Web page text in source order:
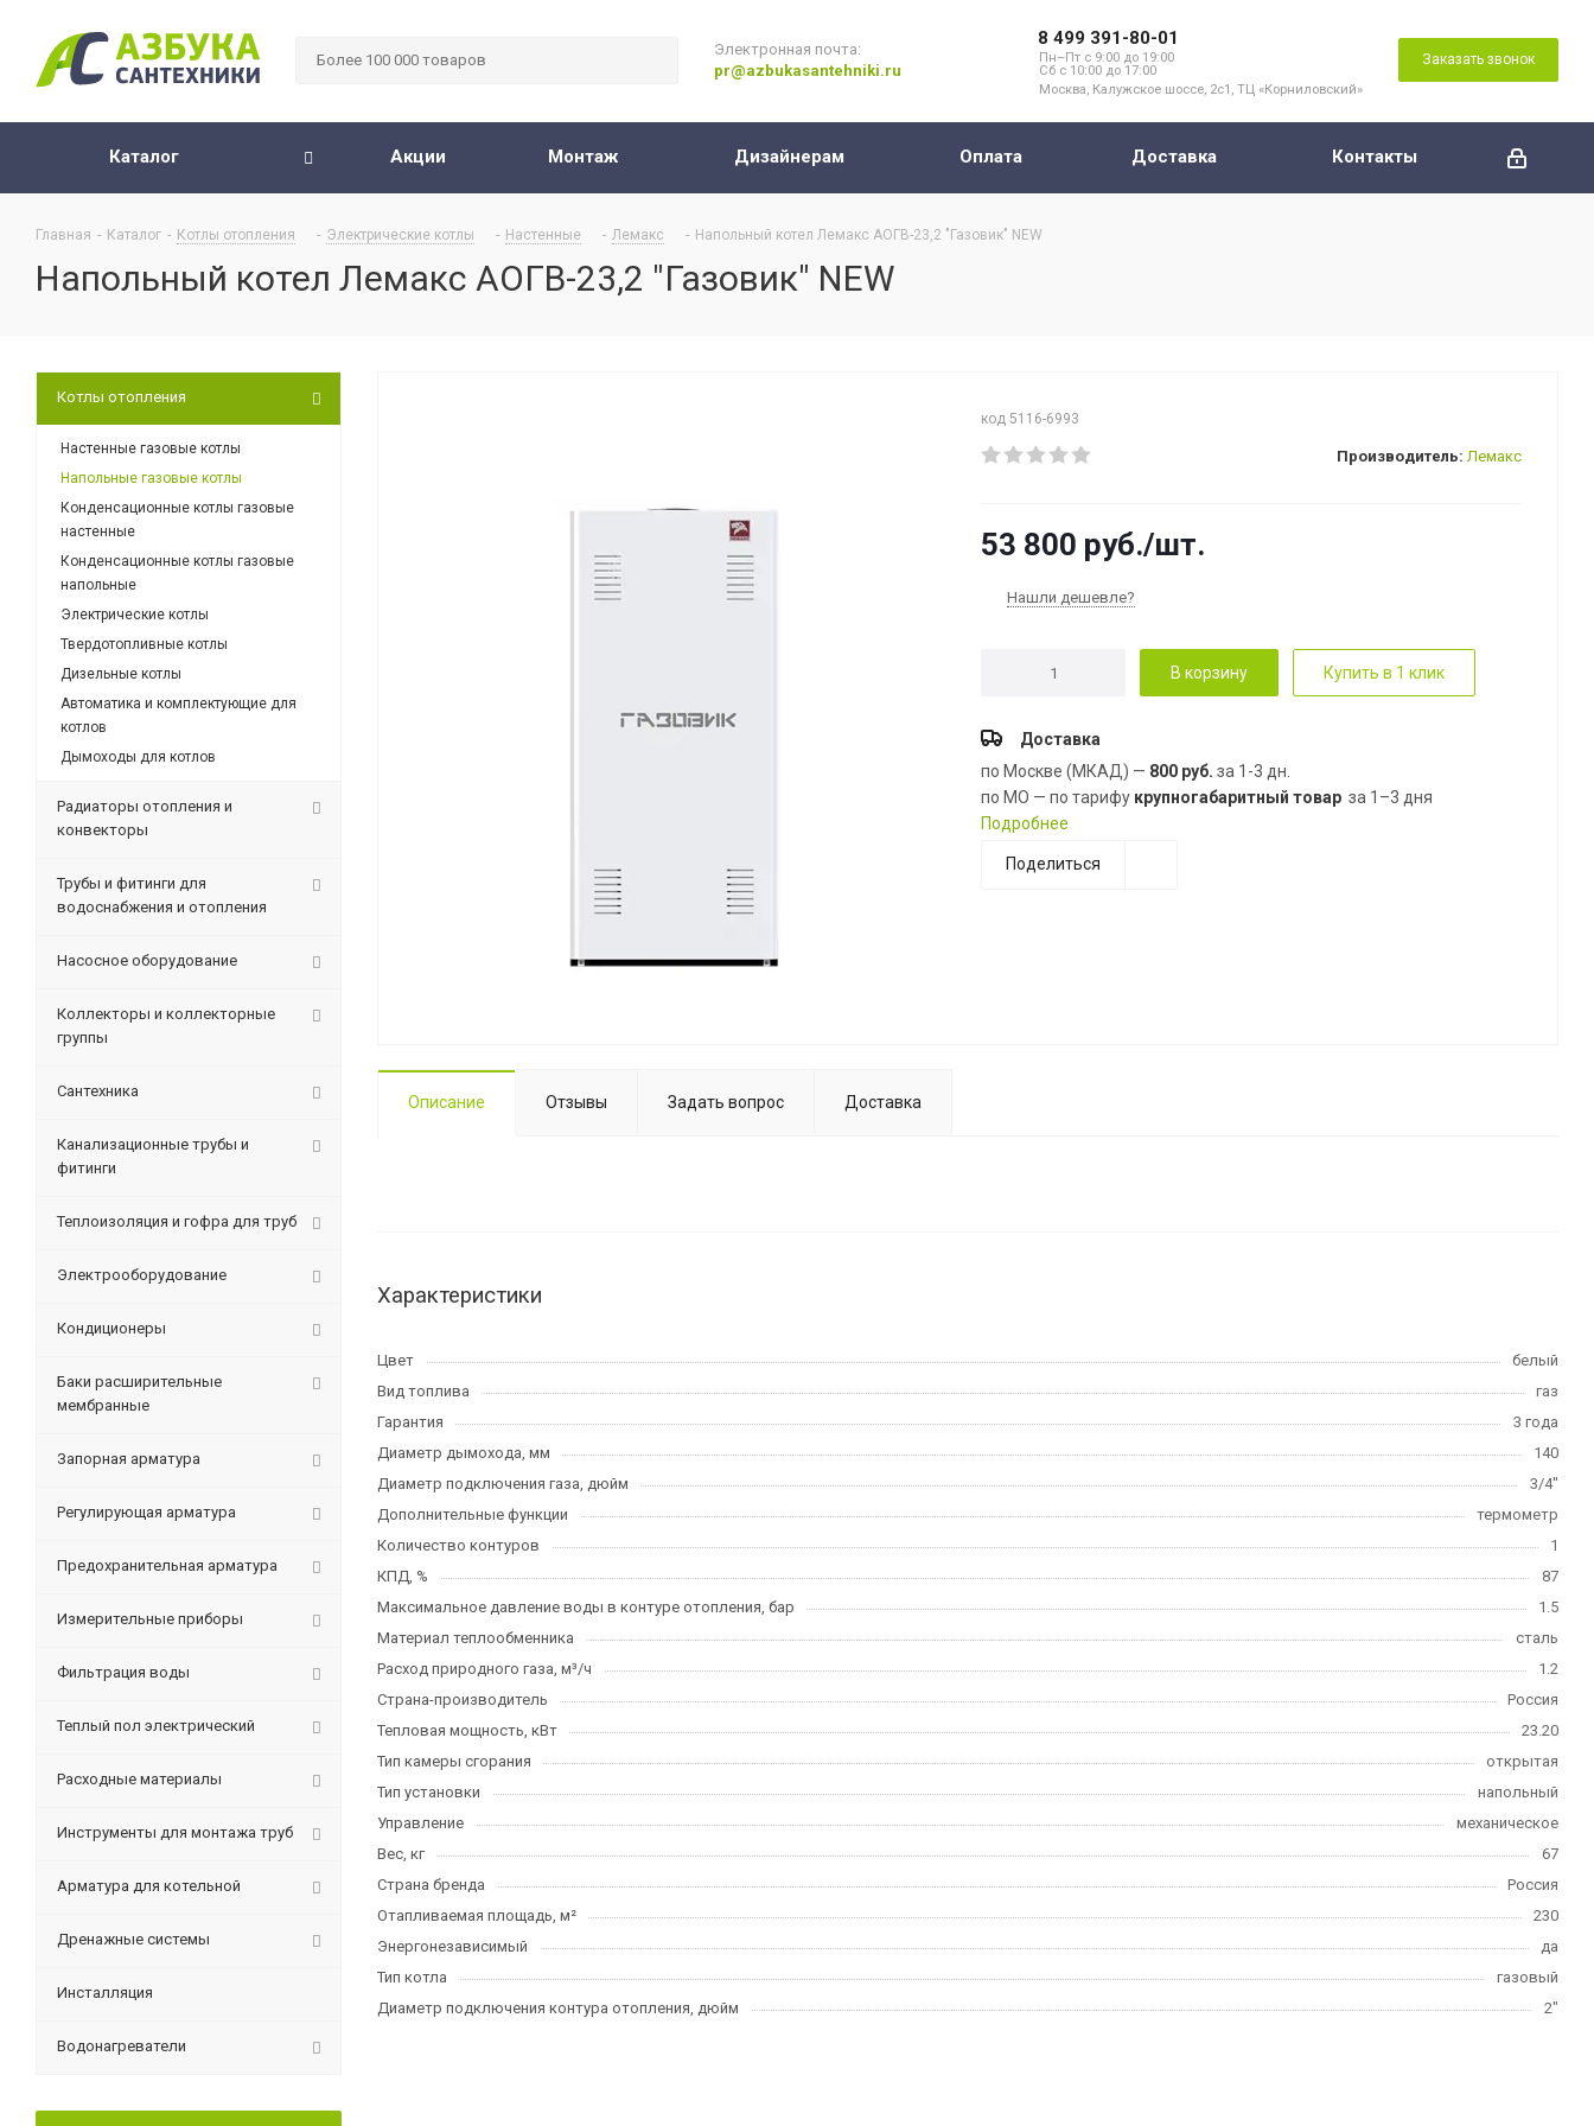
Электронная почта:
pr@azbukasantehniki.ru
8 499 391-80-01
Пн–Пт с 9:00 до 19:00
Сб с 10:00 до 17:00
Москва, Калужское шоссе, 2с1, ТЦ «Корниловский»
Заказать звонок
Каталог Акции Монтаж Дизайнерам Оплата Доставка Контакты
Главная - Каталог - Котлы отопления - Электрические котлы - Настенные - Лемакс - Напольный котел Лемакс АОГВ-23,2 "Газовик" NEW
Напольный котел Лемакс АОГВ-23,2 "Газовик" NEW
код 5116-6993
Производитель: Лемакс
53 800 руб./шт.
Нашли дешевле?
В корзину Купить в 1 клик
Доставка
по Москве (МКАД) — 800 руб. за 1-3 дн.
по МО — по тарифу крупногабаритный товар за 1–3 дня
Подробнее
Поделиться
Описание Отзывы Задать вопрос Доставка
Характеристики
Цвет
белый
Вид топлива
газ
Гарантия
3 года
Диаметр дымохода, мм
140
Диаметр подключения газа, дюйм
3/4''
Дополнительные функции
термометр
Количество контуров
1
КПД, %
87
Максимальное давление воды в контуре отопления, бар
1.5
Материал теплообменника
сталь
Расход природного газа, м³/ч
1.2
Страна-производитель
Россия
Тепловая мощность, кВт
23.20
Тип камеры сгорания
открытая
Тип установки
напольный
Управление
механическое
Вес, кг
67
Страна бренда
Россия
Отапливаемая площадь, м²
230
Энергонезависимый
да
Тип котла
газовый
Диаметр подключения контура отопления, дюйм
2"
Котлы отопления
Настенные газовые котлы
Напольные газовые котлы
Конденсационные котлы газовые
настенные
Конденсационные котлы газовые
напольные
Электрические котлы
Твердотопливные котлы
Дизельные котлы
Автоматика и комплектующие для
котлов
Дымоходы для котлов
Радиаторы отопления и
конвекторы
Трубы и фитинги для
водоснабжения и отопления
Насосное оборудование
Коллекторы и коллекторные
группы
Сантехника
Канализационные трубы и
фитинги
Теплоизоляция и гофра для труб
Электрооборудование
Кондиционеры
Баки расширительные
мембранные
Запорная арматура
Регулирующая арматура
Предохранительная арматура
Измерительные приборы
Фильтрация воды
Теплый пол электрический
Расходные материалы
Инструменты для монтажа труб
Арматура для котельной
Дренажные системы
Инсталляция
Водонагреватели